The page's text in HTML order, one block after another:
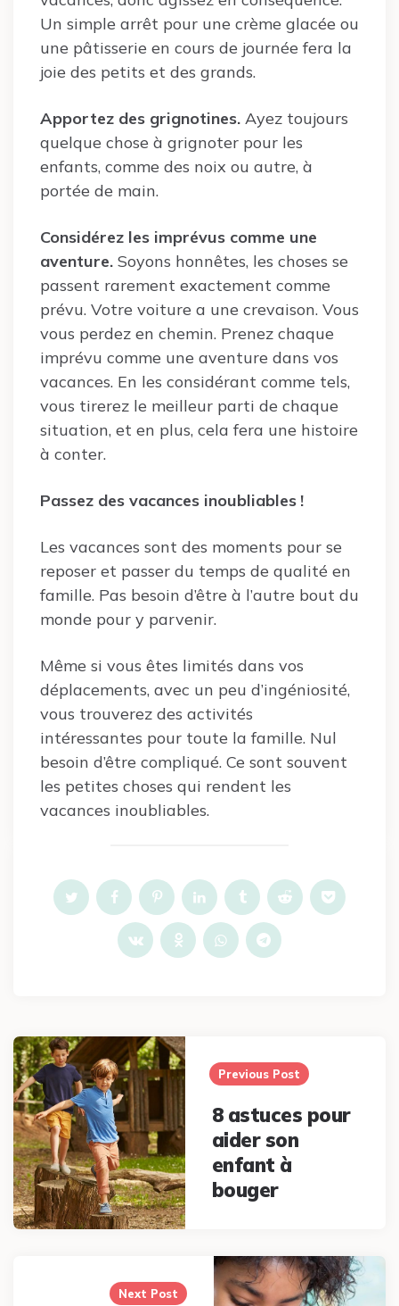
Un simple arrêt pour une crème glacée ou
une pâtisserie en cours de journée fera la
joie des petits et des grands.
Apportez des grignotines. Ayez toujours
quelque chose à grignoter pour les
enfants, comme des noix ou autre, à
portée de main.
Considérez les imprévus comme une
aventure. Soyons honnêtes, les choses se
passent rarement exactement comme
prévu. Votre voiture a une crevaison. Vous
vous perdez en chemin. Prenez chaque
imprévu comme une aventure dans vos
vacances. En les considérant comme tels,
vous tirerez le meilleur parti de chaque
situation, et en plus, cela fera une histoire
à conter.
Passez des vacances inoubliables !
Les vacances sont des moments pour se
reposer et passer du temps de qualité en
famille. Pas besoin d’être à l’autre bout du
monde pour y parvenir.
Même si vous êtes limités dans vos
déplacements, avec un peu d’ingéniosité,
vous trouverez des activités
intéressantes pour toute la famille. Nul
besoin d’être compliqué. Ce sont souvent
les petites choses qui rendent les
vacances inoubliables.
Post
navigation
Previous Post
8 astuces pour
aider son
enfant à
bouger
Next Post